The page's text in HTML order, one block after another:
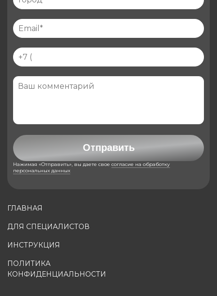
ГЛАВНАЯ
ДЛЯ СПЕЦИАЛИСТОВ
ИНСТРУКЦИЯ
ПОЛИТИКА
КОНФИДЕНЦИАЛЬНОСТИ
Отправить
Нажимая «Отправить», вы даете свое согласие на обработку
персональных данных